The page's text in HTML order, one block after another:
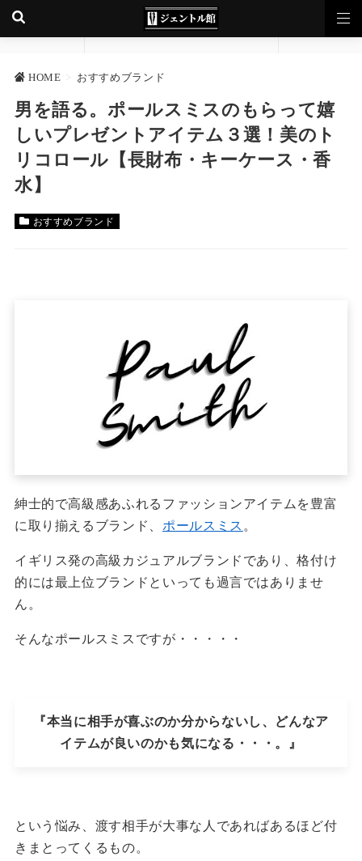
HOME おすすめブランド
男を語る。ポールスミスのもらって嬉
しいプレゼントアイテム３選！美のト
リコロール【長財布・キーケース・香
水】
おすすめブランド
紳士的で高級感あふれるファッションアイテムを豊富
に取り揃えるブランド、 ポールスミス 。
イギリス発の高級カジュアルブランドであり、格付け
的には最上位ブランドといっても過言ではありませ
ん。
そんなポールスミスですが・・・・・
『本当に相手が喜ぶのか分からないし、どんなア
イテムが良いのかも気になる・・・。』
という悩み、渡す相手が大事な人であればあるほど付
きまとってくるもの。